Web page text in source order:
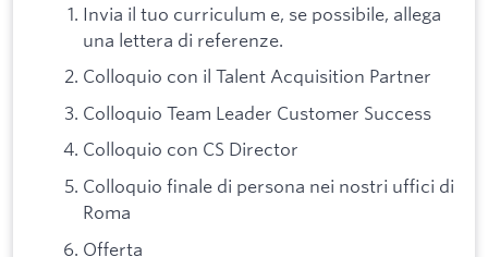
Invia il tuo curriculum e, se possibile, allega
una lettera di referenze.
Colloquio con il Talent Acquisition Partner
Colloquio Team Leader Customer Success
Colloquio con CS Director
Colloquio finale di persona nei nostri uffici di
Roma
Offerta